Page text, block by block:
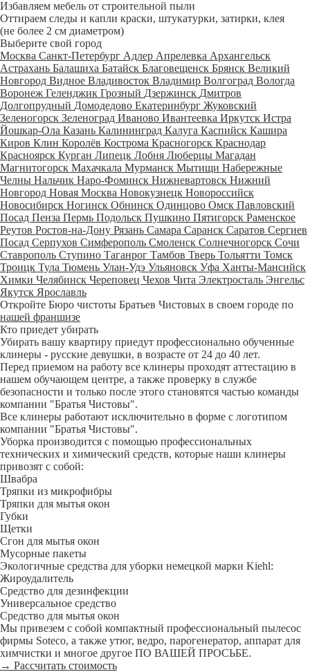
Избавляем мебель от строительной пыли
Оттираем следы и капли краски, штукатурки, затирки, клея
(не более 2 см диаметром)
Выберите свой город
Москва Санкт-Петербург Адлер Апрелевка Архангельск
Астрахань Балашиха Батайск Благовещенск Брянск Великий
Новгород Видное Владивосток Владимир Волгоград Вологда
Воронеж Геленджик Грозный Дзержинск Дмитров
Долгопрудный Домодедово Екатеринбург Жуковский
Зеленогорск Зеленоград Иваново Ивантеевка Иркутск Истра
Йошкар-Ола Казань Калининград Калуга Каспийск Кашира
Киров Клин Королёв Кострома Красногорск Краснодар
Красноярск Курган Липецк Лобня Люберцы Магадан
Магнитогорск Махачкала Мурманск Мытищи Набережные
Челны Нальчик Наро-Фоминск Нижневартовск Нижний
Новгород Новая Москва Новокузнецк Новороссийск
Новосибирск Ногинск Обнинск Одинцово Омск Павловский
Посад Пенза Пермь Подольск Пушкино Пятигорск Раменское
Реутов Ростов-на-Дону Рязань Самара Саранск Саратов Сергиев
Посад Серпухов Симферополь Смоленск Солнечногорск Сочи
Ставрополь Ступино Таганрог Тамбов Тверь Тольятти Томск
Троицк Тула Тюмень Улан-Удэ Ульяновск Уфа Ханты-Мансийск
Химки Челябинск Череповец Чехов Чита Электросталь Энгельс
Якутск Ярославль
Откройте Бюро чистоты Братьев Чистовых в своем городе по
нашей франшизе
Кто приедет убирать
Убирать вашу квартиру приедут профессионально обученные
клинеры - русские девушки, в возрасте от 24 до 40 лет.
Перед приемом на работу все клинеры проходят аттестацию в
нашем обучающем центре, а также проверку в службе
безопасности и только после этого становятся частью команды
компании "Братья Чистовы".
Все клинеры работают исключительно в форме с логотипом
компании "Братья Чистовы".
Уборка производится с помощью профессиональных
технических и химический средств, которые наши клинеры
привозят с собой:
Швабра
Тряпки из микрофибры
Тряпки для мытья окон
Губки
Щетки
Сгон для мытья окон
Мусорные пакеты
Экологичные средства для уборки немецкой марки Kiehl:
Жироудалитель
Средство для дезинфекции
Универсальное средство
Средство для мытья окон
Мы привезем с собой компактный профессиональный пылесос
фирмы Soteco, а также утюг, ведро, парогенератор, аппарат для
химчистки и многое другое ПО ВАШЕЙ ПРОСЬБЕ.
→ Рассчитать стоимость